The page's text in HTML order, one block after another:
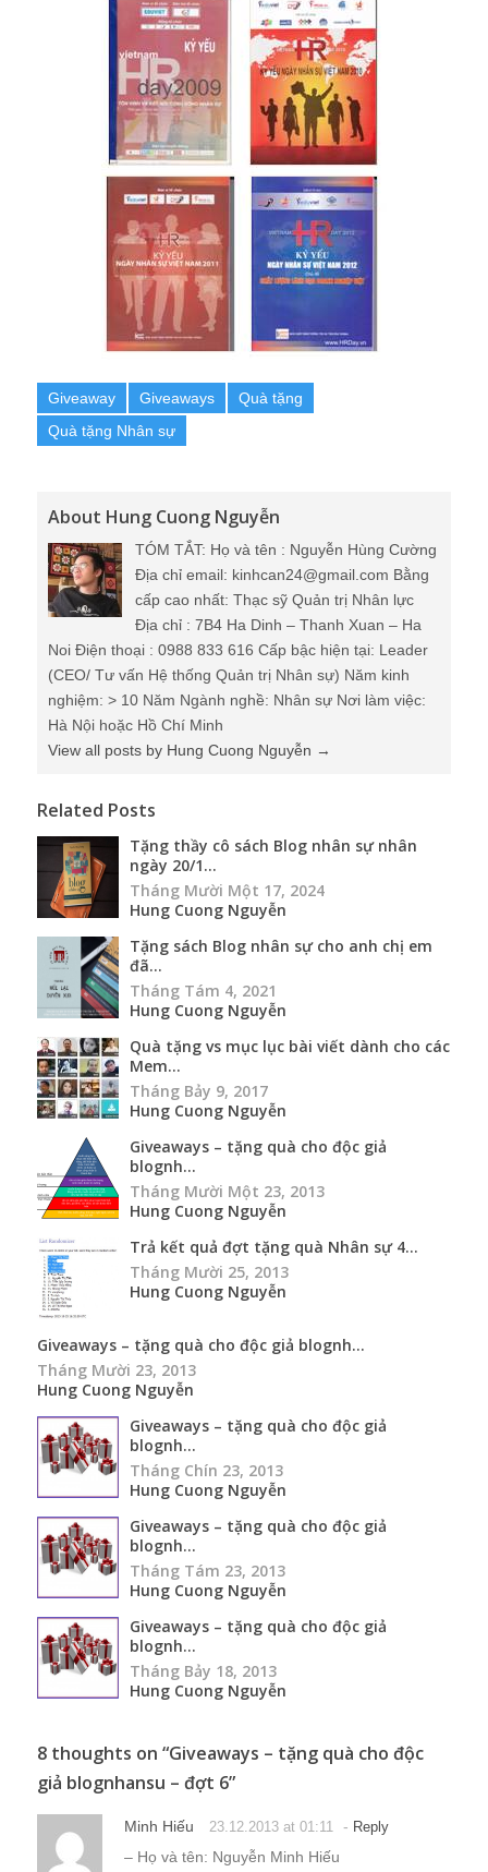
Giveaway Giveaways
Quà tặng
Quà tặng Nhân sự
About Hung Cuong Nguyễn
TÓM TẮT: Họ và tên : Nguyễn Hùng Cường
Địa chỉ email: kinhcan24@gmail.com Bằng
cấp cao nhất: Thạc sỹ Quản trị Nhân lực
Địa chỉ : 7B4 Ha Dinh – Thanh Xuan – Ha
Noi Điện thoại : 0988 833 616 Cấp bậc hiện tại: Leader
(CEO/ Tư vấn Hệ thống Quản trị Nhân sự) Năm kinh
nghiệm: > 10 Năm Ngành nghề: Nhân sự Nơi làm việc:
Hà Nội hoặc Hồ Chí Minh
View all posts by Hung Cuong Nguyễn →
Related Posts
Tặng thầy cô sách Blog nhân sự nhân
ngày 20/1...
Tháng Mười Một 17, 2024
Hung Cuong Nguyễn
Tặng sách Blog nhân sự cho anh chị em
đã...
Tháng Tám 4, 2021
Hung Cuong Nguyễn
Quà tặng vs mục lục bài viết dành cho các
Mem...
Tháng Bảy 9, 2017
Hung Cuong Nguyễn
Giveaways – tặng quà cho độc giả
blognh...
Tháng Mười Một 23, 2013
Hung Cuong Nguyễn
Trả kết quả đợt tặng quà Nhân sự 4...
Tháng Mười 25, 2013
Hung Cuong Nguyễn
Giveaways – tặng quà cho độc giả blognh...
Tháng Mười 23, 2013
Hung Cuong Nguyễn
Giveaways – tặng quà cho độc giả
blognh...
Tháng Chín 23, 2013
Hung Cuong Nguyễn
Giveaways – tặng quà cho độc giả
blognh...
Tháng Tám 23, 2013
Hung Cuong Nguyễn
Giveaways – tặng quà cho độc giả
blognh...
Tháng Bảy 18, 2013
Hung Cuong Nguyễn
8 thoughts on “Giveaways – tặng quà cho độc
giả blognhansu – đợt 6”
Minh Hiếu 23.12.2013 at 01:11 - Reply
– Họ và tên: Nguyễn Minh Hiếu